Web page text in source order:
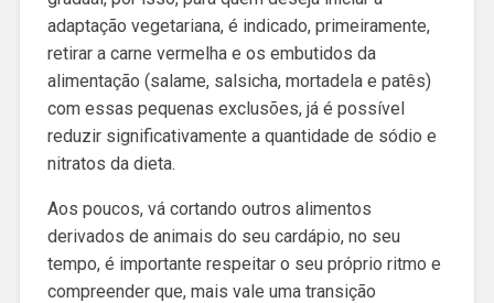
adaptação vegetariana, é indicado, primeiramente,
retirar a carne vermelha e os embutidos da
alimentação (salame, salsicha, mortadela e patês)
com essas pequenas exclusões, já é possível
reduzir significativamente a quantidade de sódio e
nitratos da dieta.
Aos poucos, vá cortando outros alimentos
derivados de animais do seu cardápio, no seu
tempo, é importante respeitar o seu próprio ritmo e
compreender que, mais vale uma transição